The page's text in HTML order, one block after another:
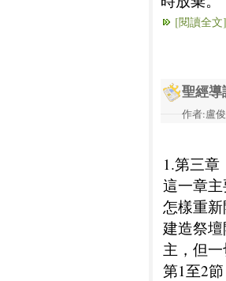
[閱讀全文]
聖經導
作者:盧
1.第三章
這一章
怎樣重
建造祭
主，但
第1至2